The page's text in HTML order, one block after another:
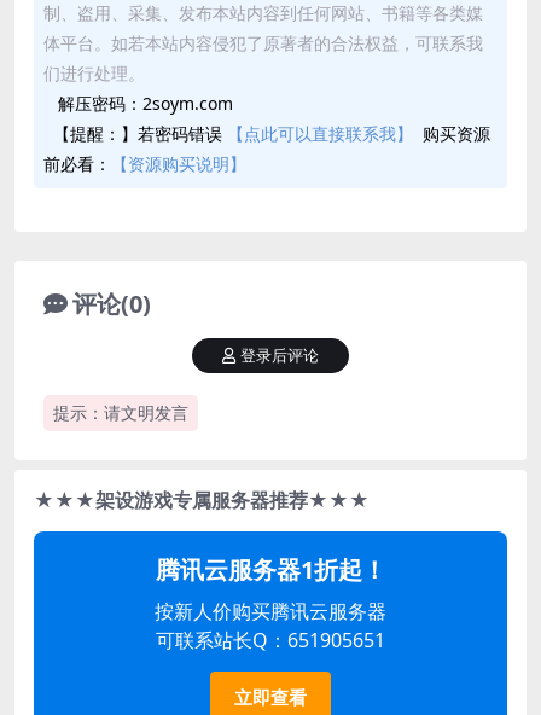
制、盗用、采集、发布本站内容到任何网站、书籍等各类媒
体平台。如若本站内容侵犯了原著者的合法权益，可联系我
们进行处理。
解压密码：2soym.com
【提醒：】若密码错误
【点此可以直接联系我】
购买资源
前必看：
【资源购买说明】
评论(0)
提示：请文明发言
登录后评论
★★★架设游戏专属服务器推荐★★★
腾讯云服务器1折起！
按新人价购买腾讯云服务器
可联系站长Q：651905651
立即查看